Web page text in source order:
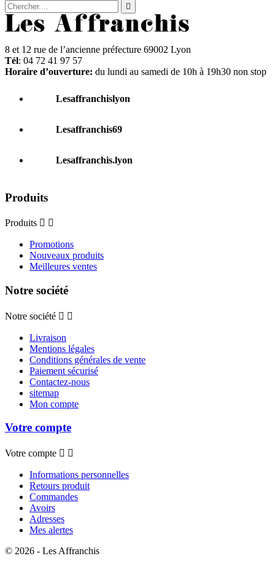

8 et 12 rue de l’ancienne préfecture 69002 Lyon
Tél: 04 72 41 97 57
Horaire d’ouverture: du lundi au samedi de 10h à 19h30 non stop
Lesaffranchislyon
Lesaffranchis69
Lesaffranchis.lyon
Produits
Produits  
Promotions
Nouveaux produits
Meilleures ventes
Notre société
Notre société  
Livraison
Mentions légales
Conditions générales de vente
Paiement sécurisé
Contactez-nous
sitemap
Mon compte
Votre compte
Votre compte  
Informations personnelles
Retours produit
Commandes
Avoirs
Adresses
Mes alertes
© 2026 - Les Affranchis